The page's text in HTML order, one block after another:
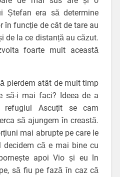
Ștefan era să determine
în funcție de cât de tare au
de la ce distanță au căzut.
foarte mult această
pierdem atât de mult timp
să-i mai faci? Ideea de a
Ascuțit se cam
să ajungem în creastă.
mai abrupte pe care le
decidem că e mai bine cu
apoi Vio și eu în
să fiu pe fază în caz că